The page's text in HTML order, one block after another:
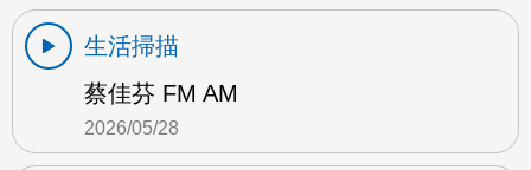
生活掃描
蔡佳芬 FM AM
2026/05/28